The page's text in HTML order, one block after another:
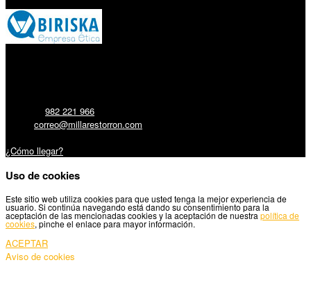
982 221 966
correo@millarestorron.com
¿Cómo llegar?
Uso de cookies
Este sitio web utiliza cookies para que usted tenga la mejor experiencia de
usuario. Si continúa navegando está dando su consentimiento para la
aceptación de las mencionadas cookies y la aceptación de nuestra política de
cookies, pinche el enlace para mayor información.
ACEPTAR
Aviso de cookies